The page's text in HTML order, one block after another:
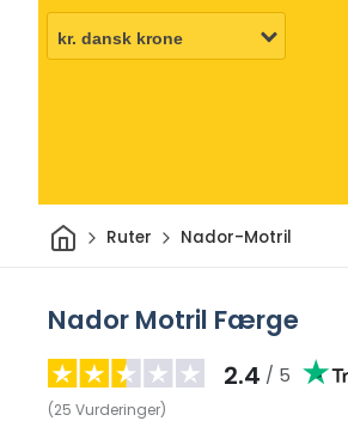
HjemRuter Nador-Motril
Nador Motril Færge
2.4 / 5
(25 Vurderinger)